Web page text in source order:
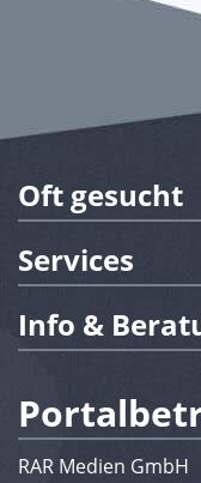
Oft gesucht
Services
Info &
RAR Medien GmbH